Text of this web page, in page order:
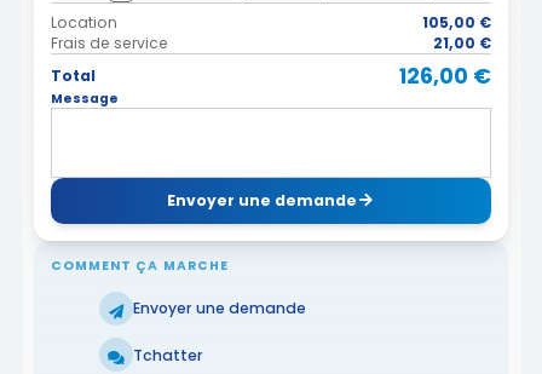
Location
105,00 €
Frais de service
21,00 €
Total
126,00 €
Message
Envoyer une demande
COMMENT ÇA MARCHE
Envoyer une demande
Tchatter